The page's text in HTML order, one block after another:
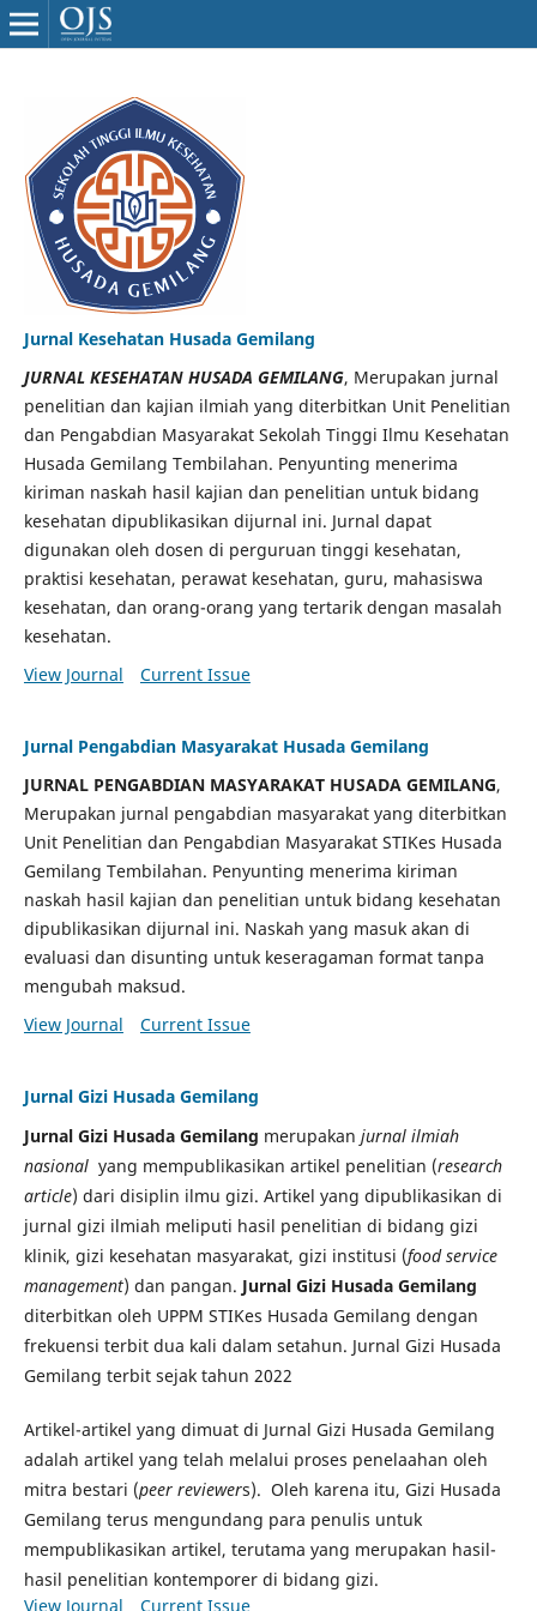
Jurnal Kesehatan Husada Gemilang
JURNAL KESEHATAN HUSADA GEMILANG, Merupakan jurnal
penelitian dan kajian ilmiah yang diterbitkan Unit Penelitian
dan Pengabdian Masyarakat Sekolah Tinggi Ilmu Kesehatan
Husada Gemilang Tembilahan. Penyunting menerima
kiriman naskah hasil kajian dan penelitian untuk bidang
kesehatan dipublikasikan dijurnal ini. Jurnal dapat
digunakan oleh dosen di perguruan tinggi kesehatan,
praktisi kesehatan, perawat kesehatan, guru, mahasiswa
kesehatan, dan orang-orang yang tertarik dengan masalah
kesehatan.
View Journal
Current Issue
Jurnal Pengabdian Masyarakat Husada Gemilang
JURNAL PENGABDIAN MASYARAKAT HUSADA GEMILANG,
Merupakan jurnal pengabdian masyarakat yang diterbitkan
Unit Penelitian dan Pengabdian Masyarakat STIKes Husada
Gemilang Tembilahan. Penyunting menerima kiriman
naskah hasil kajian dan penelitian untuk bidang kesehatan
dipublikasikan dijurnal ini. Naskah yang masuk akan di
evaluasi dan disunting untuk keseragaman format tanpa
mengubah maksud.
View Journal
Current Issue
Jurnal Gizi Husada Gemilang
Jurnal Gizi Husada Gemilang merupakan jurnal ilmiah
nasionalyang mempublikasikan artikel penelitian (research
article) dari disiplin ilmu gizi. Artikel yang dipublikasikan di
jurnal gizi ilmiah meliputi hasil penelitian di bidang gizi
klinik, gizi kesehatan masyarakat, gizi institusi (food service
management) dan pangan. Jurnal Gizi Husada Gemilang
diterbitkan oleh UPPM STIKes Husada Gemilang dengan
frekuensi terbit dua kali dalam setahun. Jurnal Gizi Husada
Gemilang terbit sejak tahun 2022
Artikel-artikel yang dimuat di Jurnal Gizi Husada Gemilang
adalah artikel yang telah melalui proses penelaahan oleh
mitra bestari (peer reviewers). Oleh karena itu, Gizi Husada
Gemilang terus mengundang para penulis untuk
mempublikasikan artikel, terutama yang merupakan hasil-
hasil penelitian kontemporer di bidang gizi.
View Journal
Current Issue